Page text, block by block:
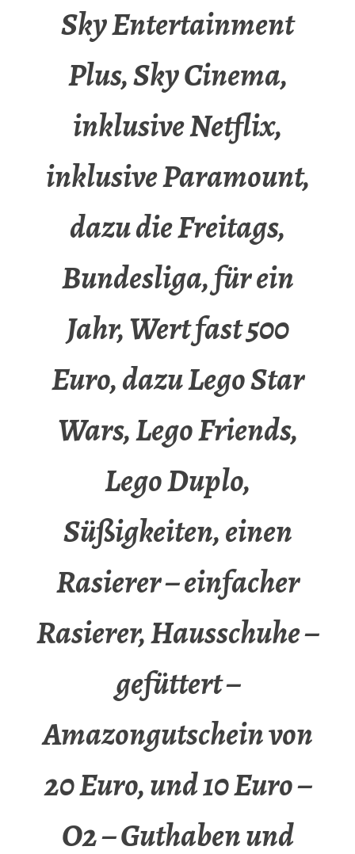
Sky Entertainment
Plus, Sky Cinema,
inklusive Netflix,
inklusive Paramount,
dazu die Freitags,
Bundesliga, für ein
Jahr, Wert fast 500
Euro, dazu Lego Star
Wars, Lego Friends,
Lego Duplo,
Süßigkeiten, einen
Rasierer – einfacher
Rasierer, Hausschuhe –
gefüttert –
Amazongutschein von
20 Euro, und 10 Euro –
O2 – Guthaben und